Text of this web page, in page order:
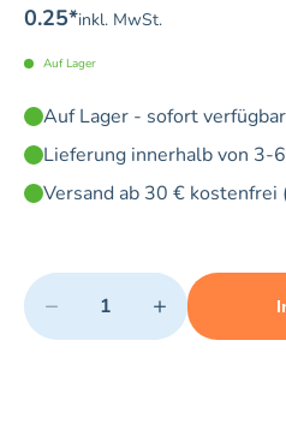
0.25*inkl. MwSt.
Auf Lager
Auf Lager - sofort verfügbar
Lieferung innerhalb von 3-
Versand ab 30 € kostenfrei
Quantity
− +
Minimum quantity: 1
Add 1 item to cart